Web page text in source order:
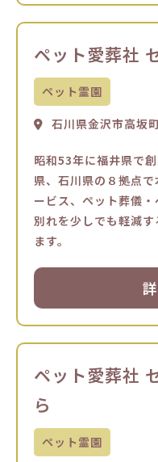
ペット愛葬社
ペット霊園
石川県金沢市高坂
昭和53年に福井県で
県、石川県の８拠点
ービス、ペット葬儀
別れを少しでも軽減
ます。
ペット愛葬社
ら
ペット霊園